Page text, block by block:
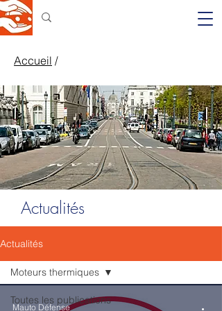
Accueil /
Actualités
Actualités
Toutes les publications
Moteurs thermiques
Mauto Défense